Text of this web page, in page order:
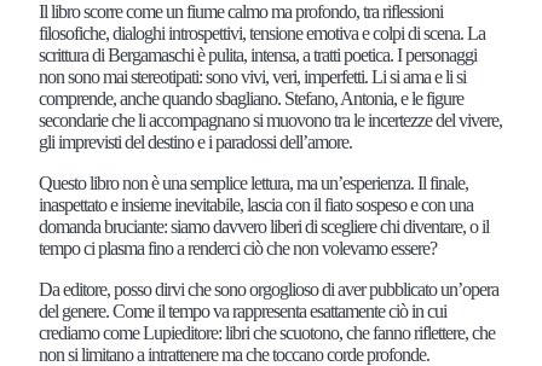
Il libro scorre come un fiume calmo ma profondo, tra riflessioni
filosofiche, dialoghi introspettivi, tensione emotiva e colpi di scena. La
scrittura di Bergamaschi è pulita, intensa, a tratti poetica. I personaggi
non sono mai stereotipati: sono vivi, veri, imperfetti. Li si ama e li si
comprende, anche quando sbagliano. Stefano, Antonia, e le figure
secondarie che li accompagnano si muovono tra le incertezze del vivere,
gli imprevisti del destino e i paradossi dell’amore.
Questo libro non è una semplice lettura, ma un’esperienza. Il finale,
inaspettato e insieme inevitabile, lascia con il fiato sospeso e con una
domanda bruciante: siamo davvero liberi di scegliere chi diventare, o il
tempo ci plasma fino a renderci ciò che non volevamo essere?
Da editore, posso dirvi che sono orgoglioso di aver pubblicato un’opera
del genere. Come il tempo va rappresenta esattamente ciò in cui
crediamo come Lupieditore: libri che scuotono, che fanno riflettere, che
non si limitano a intrattenere ma che toccano corde profonde.